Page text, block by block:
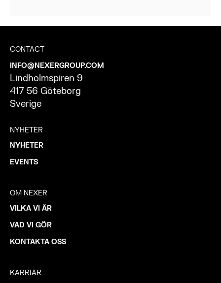
CONTACT
INFO@NEXERGROUP.COM
Lindholmspiren 9
417 56 Göteborg
Sverige
NYHETER
NYHETER
EVENTS
OM NEXER
VILKA VI ÄR
VAD VI GÖR
KONTAKTA OSS
KARRIÄR